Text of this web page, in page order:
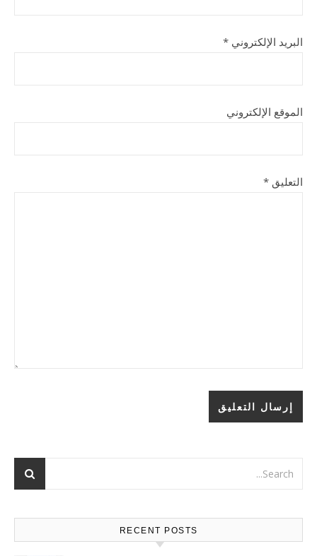
البريد الإلكتروني *
الموقع الإلكتروني
التعليق *
RECENT POSTS